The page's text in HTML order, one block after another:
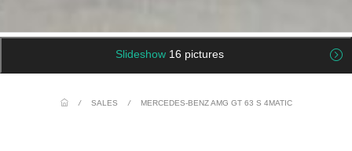
Slideshow 16 pictures
/ SALES / MERCEDES-BENZ AMG GT 63 S 4MATIC